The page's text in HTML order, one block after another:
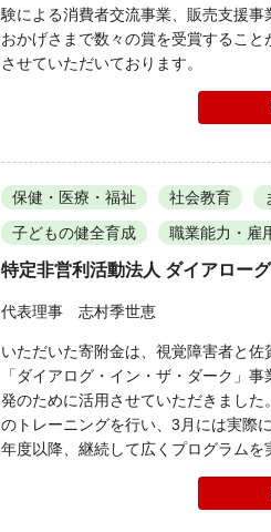
験による消費者交流事業、販売支援事
おかげさまで数々の賞を受賞するこ
させていただいております。
保健・医療・福祉 社会教育
子どもの健全育成
職業能力・雇
特定非営利活動法人 ダイアロー
代表理事 志村季世恵
いただいた寄附金は、視覚障害者と
「ダイアログ・イン・ザ・ダーク」
発のために活用させていただきまし
のトレーニングを行い、3月には実際
年度以降、継続して広くプログラムを